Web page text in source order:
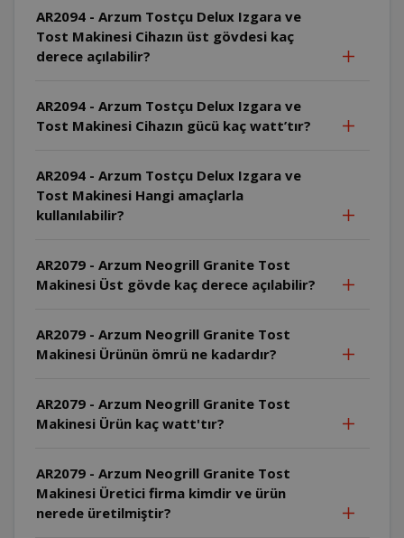
AR2094 - Arzum Tostçu Delux Izgara ve
Tost Makinesi Cihazın üst gövdesi kaç
derece açılabilir?
AR2094 - Arzum Tostçu Delux Izgara ve
Tost Makinesi Cihazın gücü kaç watt’tır?
AR2094 - Arzum Tostçu Delux Izgara ve
Tost Makinesi Hangi amaçlarla
kullanılabilir?
AR2079 - Arzum Neogrill Granite Tost
Makinesi Üst gövde kaç derece açılabilir?
AR2079 - Arzum Neogrill Granite Tost
Makinesi Ürünün ömrü ne kadardır?
AR2079 - Arzum Neogrill Granite Tost
Makinesi Ürün kaç watt'tır?
AR2079 - Arzum Neogrill Granite Tost
Makinesi Üretici firma kimdir ve ürün
nerede üretilmiştir?